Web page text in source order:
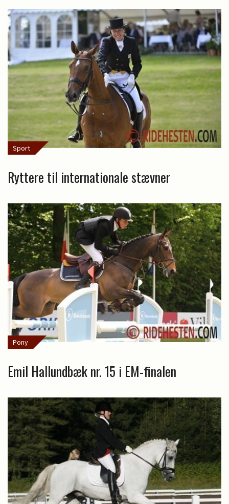
Sport
Ryttere til internationale stævner
Pony
Emil Hallundbæk nr. 15 i EM-finalen